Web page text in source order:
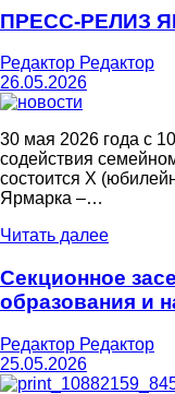
ПРЕСС-РЕЛИЗ
Редактор Редактор
26.05.2026
30 мая 2026 года с
содействия
состоится X
Ярмарка –…
Читать далее
Секционное
образования и
Редактор Редактор
25.05.2026